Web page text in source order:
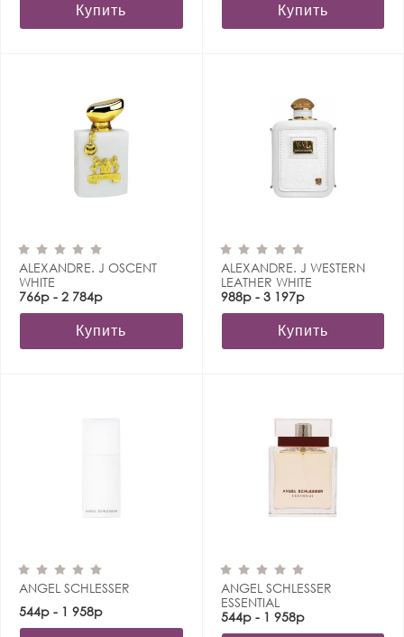
Купить Купить
ALEXANDRE. J OSCENT
WHITE
766р - 2 784р
Купить
ALEXANDRE. J WESTERN
LEATHER WHITE
988р - 3 197р
Купить
ANGEL SCHLESSER
544р - 1 958р
ANGEL SCHLESSER
ESSENTIAL
544р - 1 958р